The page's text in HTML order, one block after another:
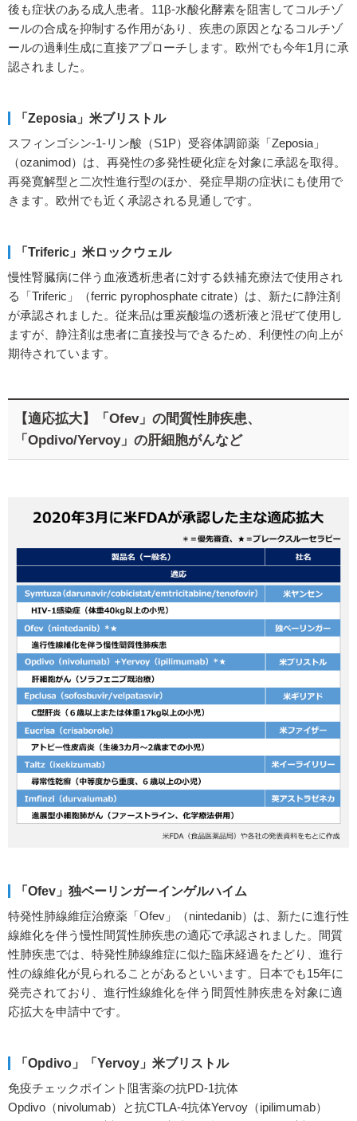
後も症状のある成人患者。11β-水酸化酵素を阻害してコルチゾ
ールの合成を抑制する作用があり、疾患の原因となるコルチゾ
ールの過剰生成に直接アプローチします。欧州でも今年1月に承
認されました。
「Zeposia」米ブリストル
スフィンゴシン-1-リン酸（S1P）受容体調節薬「Zeposia」
（ozanimod）は、再発性の多発性硬化症を対象に承認を取得。
再発寛解型と二次性進行型のほか、発症早期の症状にも使用で
きます。欧州でも近く承認される見通しです。
「Triferic」米ロックウェル
慢性腎臓病に伴う血液透析患者に対する鉄補充療法で使用され
る「Triferic」（ferric pyrophosphate citrate）は、新たに静注剤
が承認されました。従来品は重炭酸塩の透析液と混ぜて使用し
ますが、静注剤は患者に直接投与できるため、利便性の向上が
期待されています。
【適応拡大】「Ofev」の間質性肺疾患、
「Opdivo/Yervoy」の肝細胞がんなど
「Ofev」独ベーリンガーインゲルハイム
特発性肺線維症治療薬「Ofev」（nintedanib）は、新たに進行性
線維化を伴う慢性間質性肺疾患の適応で承認されました。間質
性肺疾患では、特発性肺線維症に似た臨床経過をたどり、進行
性の線維化が見られることがあるといいます。日本でも15年に
発売されており、進行性線維化を伴う間質性肺疾患を対象に適
応拡大を申請中です。
「Opdivo」「Yervoy」米ブリストル
免疫チェックポイント阻害薬の抗PD-1抗体
Opdivo（nivolumab）と抗CTLA-4抗体Yervoy（ipilimumab）